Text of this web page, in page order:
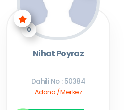
0
Nihat Poyraz
Dahili No : 50384
Adana / Merkez